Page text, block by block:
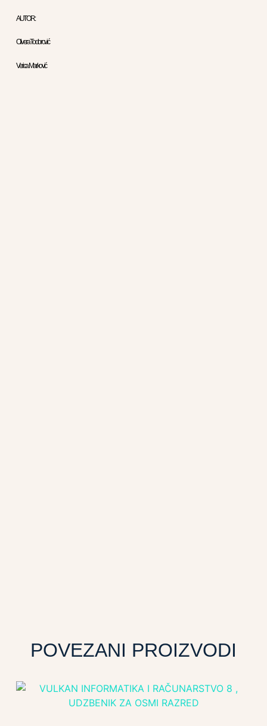
AUTOR :
Olivera Todorović
Verica Marković
POVEZANI PROIZVODI